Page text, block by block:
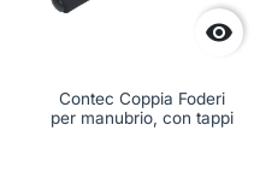

Contec Coppia Foderi
per manubrio, con tappi